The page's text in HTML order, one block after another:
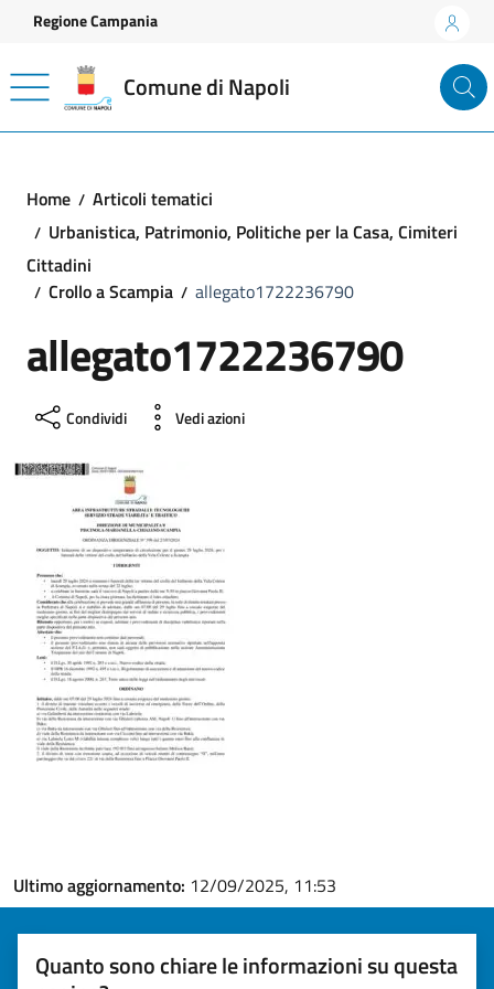
Vai ai contenuti
Vai al footer
Regione Campania
Comune di Napoli
Home
Articoli tematici
Urbanistica, Patrimonio, Politiche per la Casa, Cimiteri
Cittadini
Crollo a Scampia
allegato1722236790
allegato1722236790
Condividi Vedi azioni
Ultimo aggiornamento: 12/09/2025, 11:53
Quanto sono chiare le informazioni su questa